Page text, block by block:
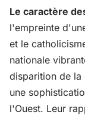
Le caractère
l'empreinte
et le
nationale
disparition de
une
l'Ouest. Leur